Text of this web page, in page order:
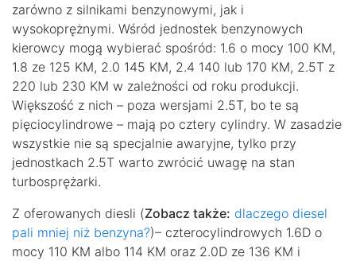
zarówno z silnikami benzynowymi, jak i
wysokoprężnymi. Wśród jednostek benzynowych
kierowcy mogą wybierać spośród: 1.6 o mocy 100 KM,
1.8 ze 125 KM, 2.0 145 KM, 2.4 140 lub 170 KM, 2.5T z
220 lub 230 KM w zależności od roku produkcji.
Większość z nich – poza wersjami 2.5T, bo te są
pięciocylindrowe – mają po cztery cylindry. W zasadzie
wszystkie nie są specjalnie awaryjne, tylko przy
jednostkach 2.5T warto zwrócić uwagę na stan
turbosprężarki.
Z oferowanych diesli (Zobacz także: dlaczego diesel
pali mniej niż benzyna?)– czterocylindrowych 1.6D o
mocy 110 KM albo 114 KM oraz 2.0D ze 136 KM i